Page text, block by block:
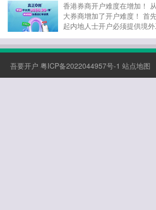
香港券商开户难度在增加！
大券商增加了开户难度！ 首
起内地人士开户必须提供境
然后，老虎证券于6月7号也
户，即使提交资料审核也很
有没有开户要...
吾要开户 粤ICP备2022044957号-1 站点地图